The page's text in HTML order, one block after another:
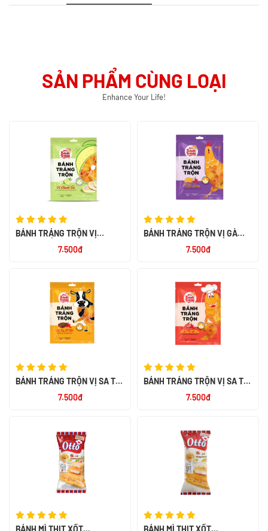
SẢN PHẨM CÙNG LOẠI
Enhance Your Life!
BÁNH TRÁNG TRỘN VỊ
CHANH SẢ 20G
7.500đ
BÁNH TRÁNG TRỘN VỊ GÀ
7.500đ
BÁNH TRÁNG TRỘN VỊ SA TẾ
7.500đ
BÁNH TRÁNG TRỘN VỊ SA TẾ
7.500đ
BÁNH MÌ THỊT XỐT BÁNH MÌ THỊT XỐT